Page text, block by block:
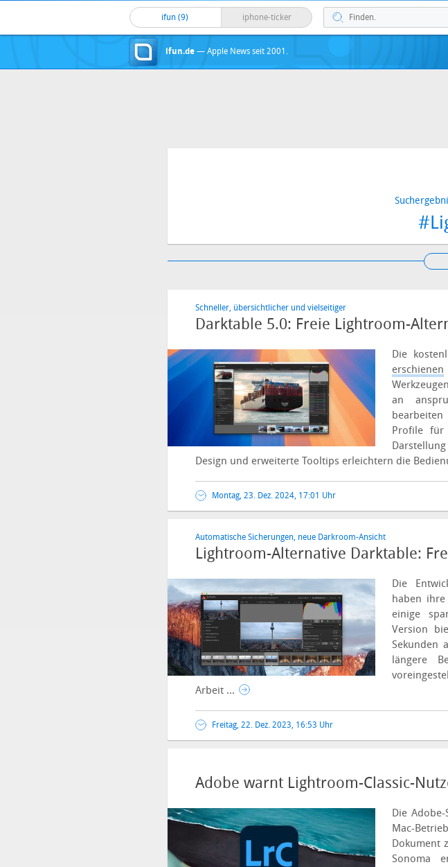
ifun (9) iphone-ticker
ifun.de — Apple News seit 2001.
Schneller, übersichtlicher und vielseitiger
Darktable 5.0: Freie Lightroom-
Die
erschienen
an
bearbeiten
Profile für
Design und erweiterte Tooltips erleichtern die
Montag, 23. Dez. 2024, 17:01 Uhr
Automatische Sicherungen, neue Darkroom-Ansicht
Lightroom-Alternative Darktable:
Die
haben
einige
Version
Sekunden
längere
Arbeit ...
Freitag, 22. Dez. 2023, 16:53 Uhr
Adobe warnt Lightroom-Classic-
Die
Mac-
Dokument
Sonoma